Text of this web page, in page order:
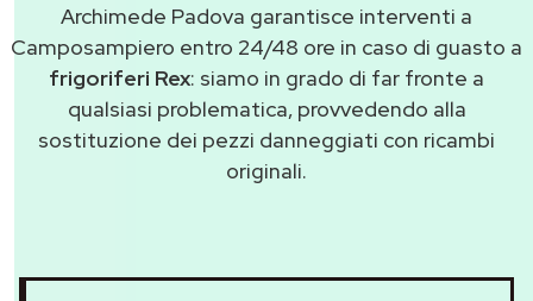
Archimede Padova garantisce interventi a
Camposampiero entro 24/48 ore in caso di guasto a
frigoriferi Rex: siamo in grado di far fronte a
qualsiasi problematica, provvedendo alla
sostituzione dei pezzi danneggiati con ricambi
originali.